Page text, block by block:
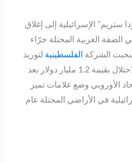
الإسرائيلية إلى إغلاق
الغربية المحتلة جرّاء
الشركة الفلسطينية لتوريد
الطاقة من عقدها لاستيراد الغاز من الاحتلال بقيمة 1.2 مليار دولار بعد
الأوروبي وضع علامات تميز
في الأراضي المحتلة عام